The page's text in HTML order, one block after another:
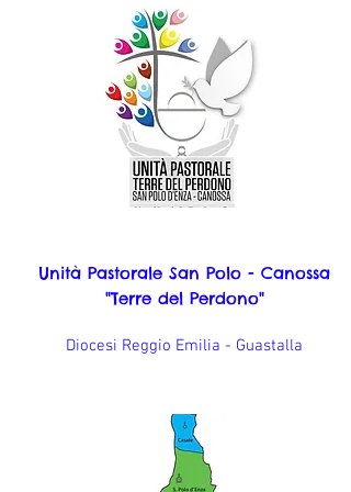
Unità Pastorale San Polo - Canossa
"Terre del Perdono"
Diocesi Reggio Emilia - Guastalla